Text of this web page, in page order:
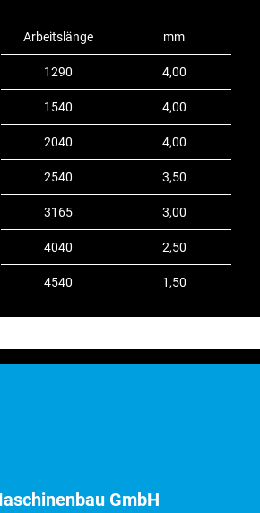
Arbeitslänge mm
1290 4,00
1540 4,00
2040 4,00
2540 3,50
3165 3,00
4040 2,50
4540 1,50
GmbH